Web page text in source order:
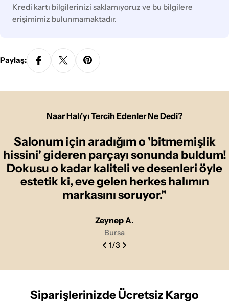
Kredi kartı bilgilerinizi saklamıyoruz ve bu bilgilere
erişimimiz bulunmamaktadır.
Paylaş:
Naar Halı'yı Tercih Edenler Ne Dedi?
Salonum için aradığım o 'bitmemişlik
hissini' gideren parçayı sonunda buldum!
Dokusu o kadar kaliteli ve desenleri öyle
estetik ki, eve gelen herkes halımın
markasını soruyor."
Zeynep A.
Bursa
1/3
Siparişlerinizde Ücretsiz Kargo